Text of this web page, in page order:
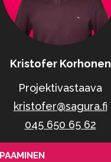
Kristofer Korhonen
Projektivastaava
kristofer@sagura.fi
045 650 65 62